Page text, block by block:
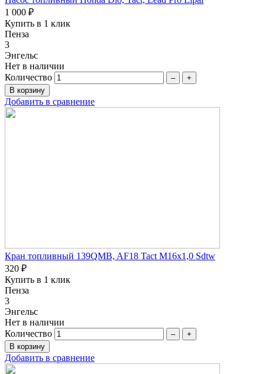
1 000 ₽
Купить в 1 клик
Пенза
3
Энгельс
Нет в наличии
Количество
– +
Добавить в сравнение
Кран топливный 139QMB, AF18 Tact М16х1,0 Sdtw
320 ₽
Купить в 1 клик
Пенза
3
Энгельс
Нет в наличии
Количество
– +
Добавить в сравнение